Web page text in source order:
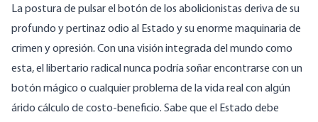
La postura de pulsar el botón de los abolicionistas deriva de su
profundo y pertinaz odio al Estado y su enorme maquinaria de
crimen y opresión. Con una visión integrada del mundo como
esta, el libertario radical nunca podría soñar encontrarse con un
botón mágico o cualquier problema de la vida real con algún
árido cálculo de costo-beneficio. Sabe que el Estado debe